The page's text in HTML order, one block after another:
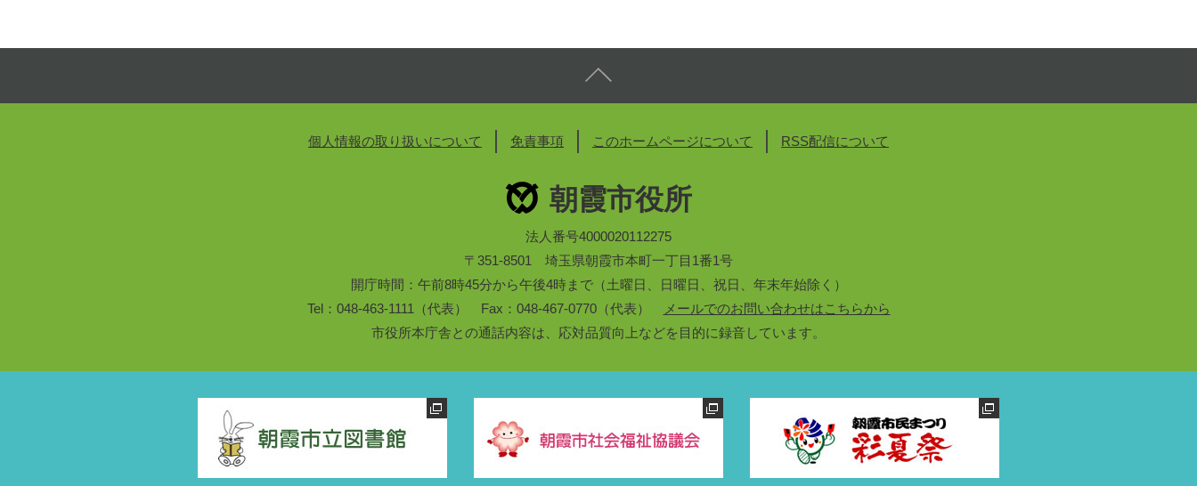
個人情報の取り扱いについて 免責事項 このホームページについて RSS配信について
朝霞市役所
法人番号4000020112275
〒351-8501 埼玉県朝霞市本町一丁目1番1号
開庁時間：午前8時45分から午後4時まで（土曜日、日曜日、祝日、年末年始除く）
Tel：048-463-1111（代表） Fax：048-467-0770（代表）
メールでのお問い合わせはこちらから
市役所本庁舎との通話内容は、応対品質向上などを目的に録音しています。